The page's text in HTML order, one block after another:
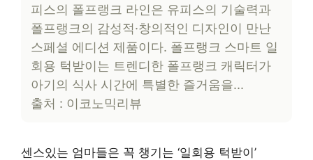
피스의 폴프랭크 라인은 유피스의 기술력과
폴프랭크의 감성적·창의적인 디자인이 만난
스페셜 에디션 제품이다. 폴프랭크 스마트 일
회용 턱받이는 트렌디한 폴프랭크 캐릭터가
아기의 식사 시간에 특별한 즐거움을…
출처 : 이코노믹리뷰
센스있는 엄마들은 꼭 챙기는 ‘일회용 턱받이’